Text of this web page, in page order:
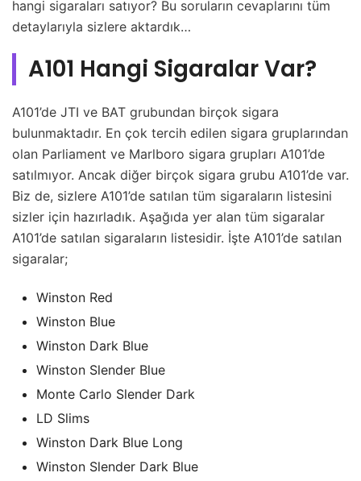
hangi sigaraları satıyor? Bu soruların cevaplarını tüm
detaylarıyla sizlere aktardık…
A101 Hangi Sigaralar Var?
A101’de JTI ve BAT grubundan birçok sigara
bulunmaktadır. En çok tercih edilen sigara gruplarından
olan Parliament ve Marlboro sigara grupları A101’de
satılmıyor. Ancak diğer birçok sigara grubu A101’de var.
Biz de, sizlere A101’de satılan tüm sigaraların listesini
sizler için hazırladık. Aşağıda yer alan tüm sigaralar
A101’de satılan sigaraların listesidir. İşte A101’de satılan
sigaralar;
Winston Red
Winston Blue
Winston Dark Blue
Winston Slender Blue
Monte Carlo Slender Dark
LD Slims
Winston Dark Blue Long
Winston Slender Dark Blue